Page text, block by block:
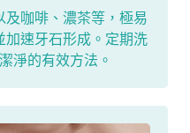
咖啡、濃茶等，極易
加速牙石形成。定期洗
淨的有效方法。